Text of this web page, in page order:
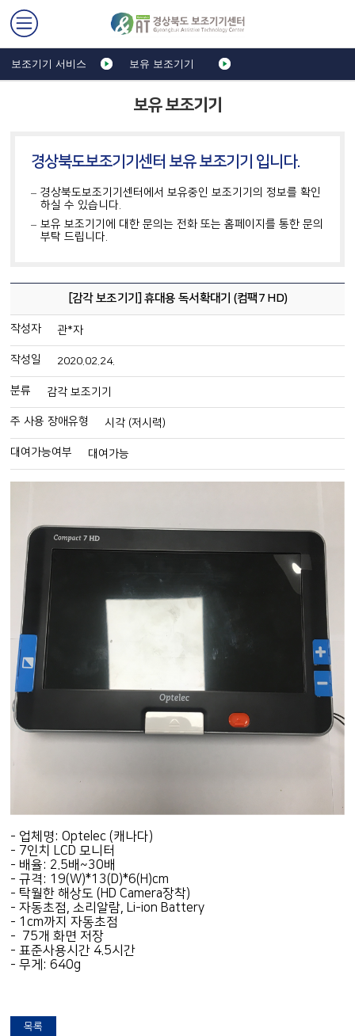
보유 보조기기
보조기기 서비스 보유 보조기기
경상북도보조기기센터 보유 보조기기 입니다.
경상북도보조기기센터에서 보유중인 보조기기의 정보를 확인
하실 수 있습니다.
보유 보조기기에 대한 문의는 전화 또는 홈페이지를 통한 문의
부탁 드립니다.
[감각 보조기기] 휴대용 독서확대기 (컴팩7 HD)
작성자 관*자
작성일 2020.02.24.
분류 감각 보조기기
주 사용 장애유형 시각 (저시력)
대여가능여부 대여가능
- 업체명: Optelec (캐나다)
- 7인치 LCD 모니터
- 배율: 2.5배~30배
- 규격: 19(W)*13(D)*6(H)cm
- 탁월한 해상도 (HD Camera장착)
- 자동초점, 소리알람, Li-ion Battery
- 1cm까지 자동초점
- 75개 화면 저장
- 표준사용시간 4.5시간
- 무게: 640g
목록